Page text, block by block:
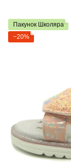
Пакунок Школяра
−20%